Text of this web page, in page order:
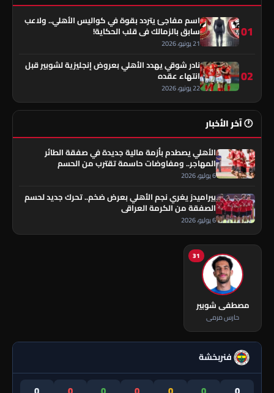
01
اسم مفاجئ يتردد بقوة في كواليس الأهلي.. ولاعب
سابق بالزمالك في قلب الحكاية!
21 يونيو، 2026
02
نادر شوقي يهدد الأهلي بعروض إنجليزية لشوبير قبل
انتهاء عقده
22 يونيو، 2026
🕐 آخر الأخبار
الأهلي يصطدم بأزمة مالية جديدة في صفقة الطائر
المهاجر.. ومفاوضات حاسمة تقترب من الحسم
6 يوليو، 2026
بيراميدز يغري نجم الأهلي بعرض ضخم.. تحرك جديد لحسم
الصفقة من الكرمة العراقي
6 يوليو، 2026
31
مصطفى شوبير
حارس مرمى
فنربخشة